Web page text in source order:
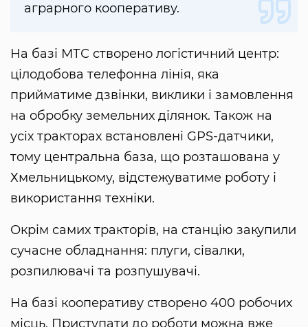
аграрного кооперативу.
На базі МТС створено логістичний центр:
цілодобова телефонна лінія, яка
прийматиме дзвінки, виклики і замовлення
на обробку земельних ділянок. Також на
усіх тракторах встановлені GPS-датчики,
тому центральна база, що розташована у
Хмельницькому, відстежуватиме роботу і
використання техніки.
Окрім самих тракторів, на станцію закупили
сучасне обладнання: плуги, сівалки,
розпилювачі та розпушувачі.
На базі кооперативу створено 400 робочих
місць. Приступати до роботи можна вже